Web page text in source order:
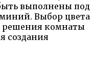
выполнены под
Выбор цвета
решения комнаты
создания